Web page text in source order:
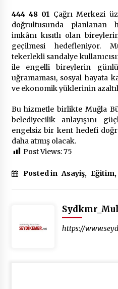
2 yıl ago
“Hiç Kimse
Olmamalı”
2 yıl ago
Muğla’da
444 48 01 Çağrı Merkezi
doğrultusunda planlanan
imkânı kısıtlı olan
geçilmesi hedefleniyor.
tekerlekli sandalye
ile engelli bireylerin
uğramaması, sosyal hayata
ve ekonomik yüklerinin
Bu hizmetle birlikte Muğla
belediyecilik anlayışını
engelsiz bir kent hedefi
daha atmış olacak.
Post Views:75
Posted in Asayiş, Eğitim,
https://